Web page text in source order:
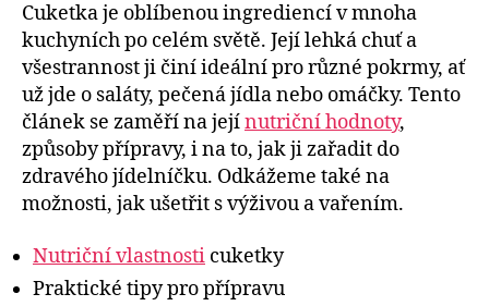
Cuketka je oblíbenou ingrediencí v mnoha
kuchyních po celém světě. Její lehká chuť a
všestrannost ji činí ideální pro různé pokrmy, ať
už jde o saláty, pečená jídla nebo omáčky. Tento
článek se zaměří na jejínutriční hodnoty,
způsoby přípravy, i na to, jak ji zařadit do
zdravého jídelníčku. Odkážeme také na
možnosti, jak ušetřit s výživou a vařením.
Nutriční vlastnosti cuketky
Praktické tipy pro přípravu